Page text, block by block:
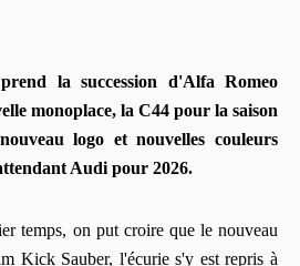
la succession d'Alfa Romeo
monoplace, la C44 pour la saison
logo et nouvelles couleurs
Audi pour 2026.
temps, on put croire que le nouveau
Kick Sauber, l'écurie s'y est repris à